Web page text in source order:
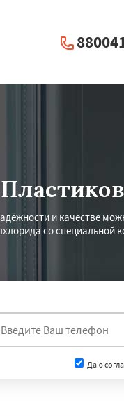
и качестве
со специальной
Даю